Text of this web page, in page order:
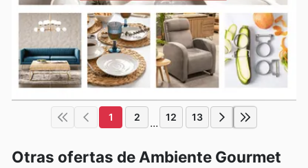
1 2 ... 12 13
Otras ofertas de Ambiente Gourmet